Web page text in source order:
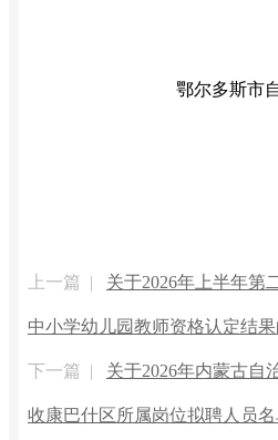
鄂尔多斯市
上一篇 | 关于2026年上半年第
中小学幼儿园教师资格认定结
下一篇 | 关于2026年内蒙古自
收康巴什区所属岗位拟聘人员